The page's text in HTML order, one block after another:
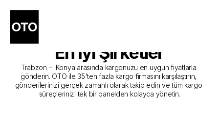
Trabzon - Konya Kargo
Gönderim Hizmeti Sunan
En İyi Şirketler
Trabzon –  Konya arasında kargonuzu en uygun fiyatlarla
gönderin. OTO ile 35'ten fazla kargo firmasını karşılaştırın,
gönderilerinizi gerçek zamanlı olarak takip edin ve tüm kargo
süreçlerinizi tek bir panelden kolayca yönetin.